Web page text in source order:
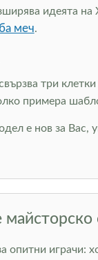
идеята
меч.
три
примера
е нов за Вас,
майсторско
опитни играчи: